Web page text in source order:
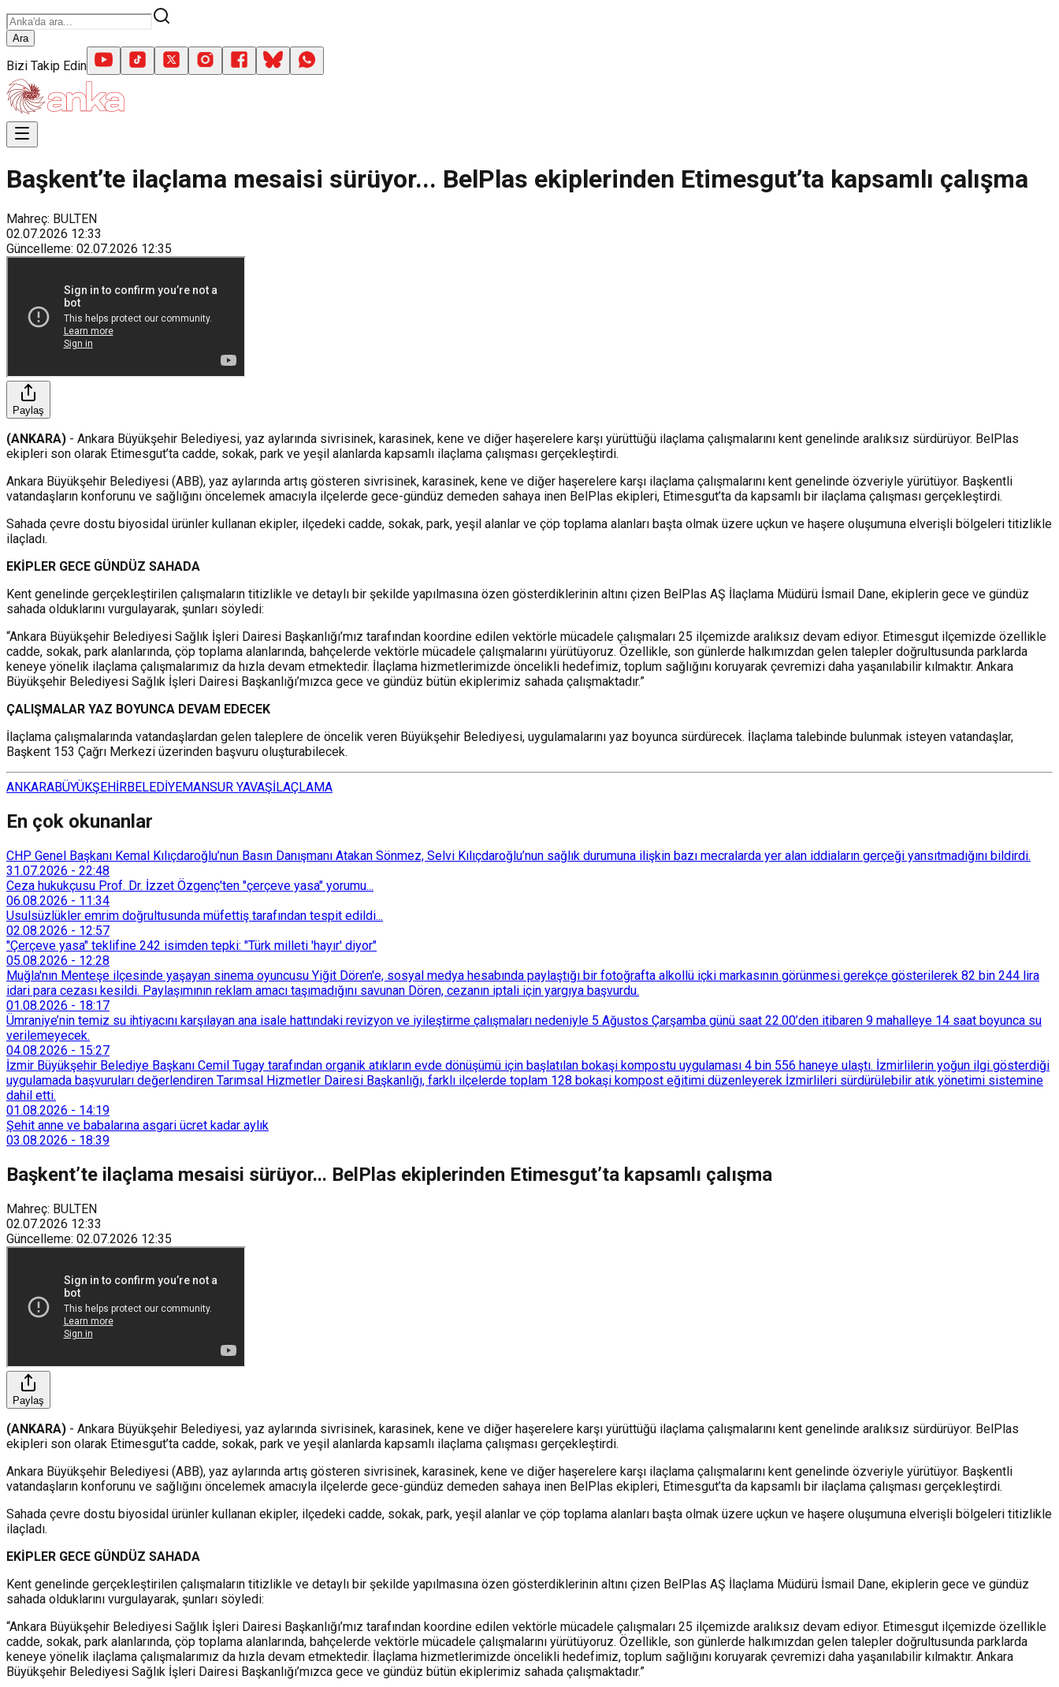
Ara
Bizi Takip Edin
Başkent’te ilaçlama mesaisi sürüyor... BelPlas ekiplerinden Etimesgut’ta kapsamlı çalışma
Mahreç: BULTEN
02.07.2026 12:33
Güncelleme: 02.07.2026 12:35
Paylaş
(ANKARA) - Ankara Büyükşehir Belediyesi, yaz aylarında sivrisinek, karasinek, kene ve diğer haşerelere karşı yürüttüğü ilaçlama çalışmalarını kent genelinde aralıksız sürdürüyor. BelPlas
ekipleri son olarak Etimesgut’ta cadde, sokak, park ve yeşil alanlarda kapsamlı ilaçlama çalışması gerçekleştirdi.
Ankara Büyükşehir Belediyesi (ABB), yaz aylarında artış gösteren sivrisinek, karasinek, kene ve diğer haşerelere karşı ilaçlama çalışmalarını kent genelinde özveriyle yürütüyor. Başkentli
vatandaşların konforunu ve sağlığını öncelemek amacıyla ilçelerde gece-gündüz demeden sahaya inen BelPlas ekipleri, Etimesgut’ta da kapsamlı bir ilaçlama çalışması gerçekleştirdi.
Sahada çevre dostu biyosidal ürünler kullanan ekipler, ilçedeki cadde, sokak, park, yeşil alanlar ve çöp toplama alanları başta olmak üzere uçkun ve haşere oluşumuna elverişli bölgeleri titizlikle
ilaçladı.
EKİPLER GECE GÜNDÜZ SAHADA
Kent genelinde gerçekleştirilen çalışmaların titizlikle ve detaylı bir şekilde yapılmasına özen gösterdiklerinin altını çizen BelPlas AŞ İlaçlama Müdürü İsmail Dane, ekiplerin gece ve gündüz
sahada olduklarını vurgulayarak, şunları söyledi:
“Ankara Büyükşehir Belediyesi Sağlık İşleri Dairesi Başkanlığı’mız tarafından koordine edilen vektörle mücadele çalışmaları 25 ilçemizde aralıksız devam ediyor. Etimesgut ilçemizde özellikle
cadde, sokak, park alanlarında, çöp toplama alanlarında, bahçelerde vektörle mücadele çalışmalarını yürütüyoruz. Özellikle, son günlerde halkımızdan gelen talepler doğrultusunda parklarda
keneye yönelik ilaçlama çalışmalarımız da hızla devam etmektedir. İlaçlama hizmetlerimizde öncelikli hedefimiz, toplum sağlığını koruyarak çevremizi daha yaşanılabilir kılmaktır. Ankara
Büyükşehir Belediyesi Sağlık İşleri Dairesi Başkanlığı’mızca gece ve gündüz bütün ekiplerimiz sahada çalışmaktadır.”
ÇALIŞMALAR YAZ BOYUNCA DEVAM EDECEK
İlaçlama çalışmalarında vatandaşlardan gelen taleplere de öncelik veren Büyükşehir Belediyesi, uygulamalarını yaz boyunca sürdürecek. İlaçlama talebinde bulunmak isteyen vatandaşlar,
Başkent 153 Çağrı Merkezi üzerinden başvuru oluşturabilecek.
ANKARABÜYÜKŞEHİRBELEDİYEMANSUR YAVAŞİLAÇLAMA
En çok okunanlar
CHP Genel Başkanı Kemal Kılıçdaroğlu’nun Basın Danışmanı Atakan Sönmez, Selvi Kılıçdaroğlu’nun sağlık durumuna ilişkin bazı mecralarda yer alan iddiaların gerçeği yansıtmadığını bildirdi.
31.07.2026 - 22:48
Ceza hukukçusu Prof. Dr. İzzet Özgenç'ten "çerçeve yasa" yorumu...
06.08.2026 - 11:34
Usulsüzlükler emrim doğrultusunda müfettiş tarafından tespit edildi...
02.08.2026 - 12:57
"Çerçeve yasa" teklifine 242 isimden tepki: "Türk milleti 'hayır' diyor"
05.08.2026 - 12:28
Muğla'nın Menteşe ilçesinde yaşayan sinema oyuncusu Yiğit Dören'e, sosyal medya hesabında paylaştığı bir fotoğrafta alkollü içki markasının görünmesi gerekçe gösterilerek 82 bin 244 lira
idari para cezası kesildi. Paylaşımının reklam amacı taşımadığını savunan Dören, cezanın iptali için yargıya başvurdu.
01.08.2026 - 18:17
Ümraniye’nin temiz su ihtiyacını karşılayan ana isale hattındaki revizyon ve iyileştirme çalışmaları nedeniyle 5 Ağustos Çarşamba günü saat 22.00’den itibaren 9 mahalleye 14 saat boyunca su
verilemeyecek.
04.08.2026 - 15:27
İzmir Büyükşehir Belediye Başkanı Cemil Tugay tarafından organik atıkların evde dönüşümü için başlatılan bokaşi kompostu uygulaması 4 bin 556 haneye ulaştı. İzmirlilerin yoğun ilgi gösterdiği
uygulamada başvuruları değerlendiren Tarımsal Hizmetler Dairesi Başkanlığı, farklı ilçelerde toplam 128 bokaşi kompost eğitimi düzenleyerek İzmirlileri sürdürülebilir atık yönetimi sistemine
dahil etti.
01.08.2026 - 14:19
Şehit anne ve babalarına asgari ücret kadar aylık
03.08.2026 - 18:39
Başkent’te ilaçlama mesaisi sürüyor... BelPlas ekiplerinden Etimesgut’ta kapsamlı çalışma
Mahreç: BULTEN
02.07.2026 12:33
Güncelleme: 02.07.2026 12:35
Paylaş
(ANKARA) - Ankara Büyükşehir Belediyesi, yaz aylarında sivrisinek, karasinek, kene ve diğer haşerelere karşı yürüttüğü ilaçlama çalışmalarını kent genelinde aralıksız sürdürüyor. BelPlas
ekipleri son olarak Etimesgut’ta cadde, sokak, park ve yeşil alanlarda kapsamlı ilaçlama çalışması gerçekleştirdi.
Ankara Büyükşehir Belediyesi (ABB), yaz aylarında artış gösteren sivrisinek, karasinek, kene ve diğer haşerelere karşı ilaçlama çalışmalarını kent genelinde özveriyle yürütüyor. Başkentli
vatandaşların konforunu ve sağlığını öncelemek amacıyla ilçelerde gece-gündüz demeden sahaya inen BelPlas ekipleri, Etimesgut’ta da kapsamlı bir ilaçlama çalışması gerçekleştirdi.
Sahada çevre dostu biyosidal ürünler kullanan ekipler, ilçedeki cadde, sokak, park, yeşil alanlar ve çöp toplama alanları başta olmak üzere uçkun ve haşere oluşumuna elverişli bölgeleri titizlikle
ilaçladı.
EKİPLER GECE GÜNDÜZ SAHADA
Kent genelinde gerçekleştirilen çalışmaların titizlikle ve detaylı bir şekilde yapılmasına özen gösterdiklerinin altını çizen BelPlas AŞ İlaçlama Müdürü İsmail Dane, ekiplerin gece ve gündüz
sahada olduklarını vurgulayarak, şunları söyledi:
“Ankara Büyükşehir Belediyesi Sağlık İşleri Dairesi Başkanlığı’mız tarafından koordine edilen vektörle mücadele çalışmaları 25 ilçemizde aralıksız devam ediyor. Etimesgut ilçemizde özellikle
cadde, sokak, park alanlarında, çöp toplama alanlarında, bahçelerde vektörle mücadele çalışmalarını yürütüyoruz. Özellikle, son günlerde halkımızdan gelen talepler doğrultusunda parklarda
keneye yönelik ilaçlama çalışmalarımız da hızla devam etmektedir. İlaçlama hizmetlerimizde öncelikli hedefimiz, toplum sağlığını koruyarak çevremizi daha yaşanılabilir kılmaktır. Ankara
Büyükşehir Belediyesi Sağlık İşleri Dairesi Başkanlığı’mızca gece ve gündüz bütün ekiplerimiz sahada çalışmaktadır.”